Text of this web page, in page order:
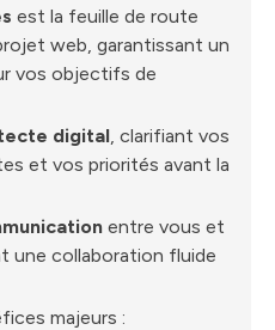
est la feuille de route
web, garantissant un
vos objectifs de
digital, clarifiant vos
et vos priorités avant la
entre vous et
une collaboration fluide
majeurs :